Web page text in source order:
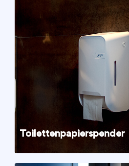
Toilettenpapierspender